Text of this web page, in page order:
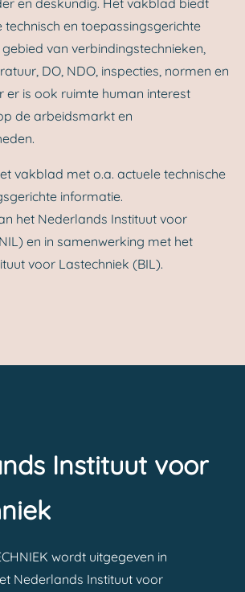
technisch en toepassingsgerichte
van verbindingstechnieken,
DO, NDO, inspecties, normen en
er is ook ruimte human interest
de arbeidsmarkt en
vakblad met o.a. actuele technische
informatie.
het Nederlands Instituut voor
en in samenwerking met het
voor Lastechniek (BIL).
Instituut voor
wordt uitgegeven in
Nederlands Instituut voor